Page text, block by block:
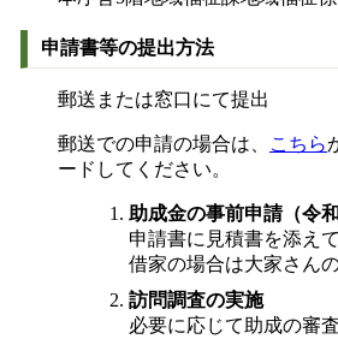
申請書等の提出方法
郵送または窓口にて提出
郵送での申請の場合は、 こちら
ードしてください。
助成金の事前申請（令
申請書に見積書を添え
借家の場合は大家さん
訪問調査の実施
必要に応じて助成の審